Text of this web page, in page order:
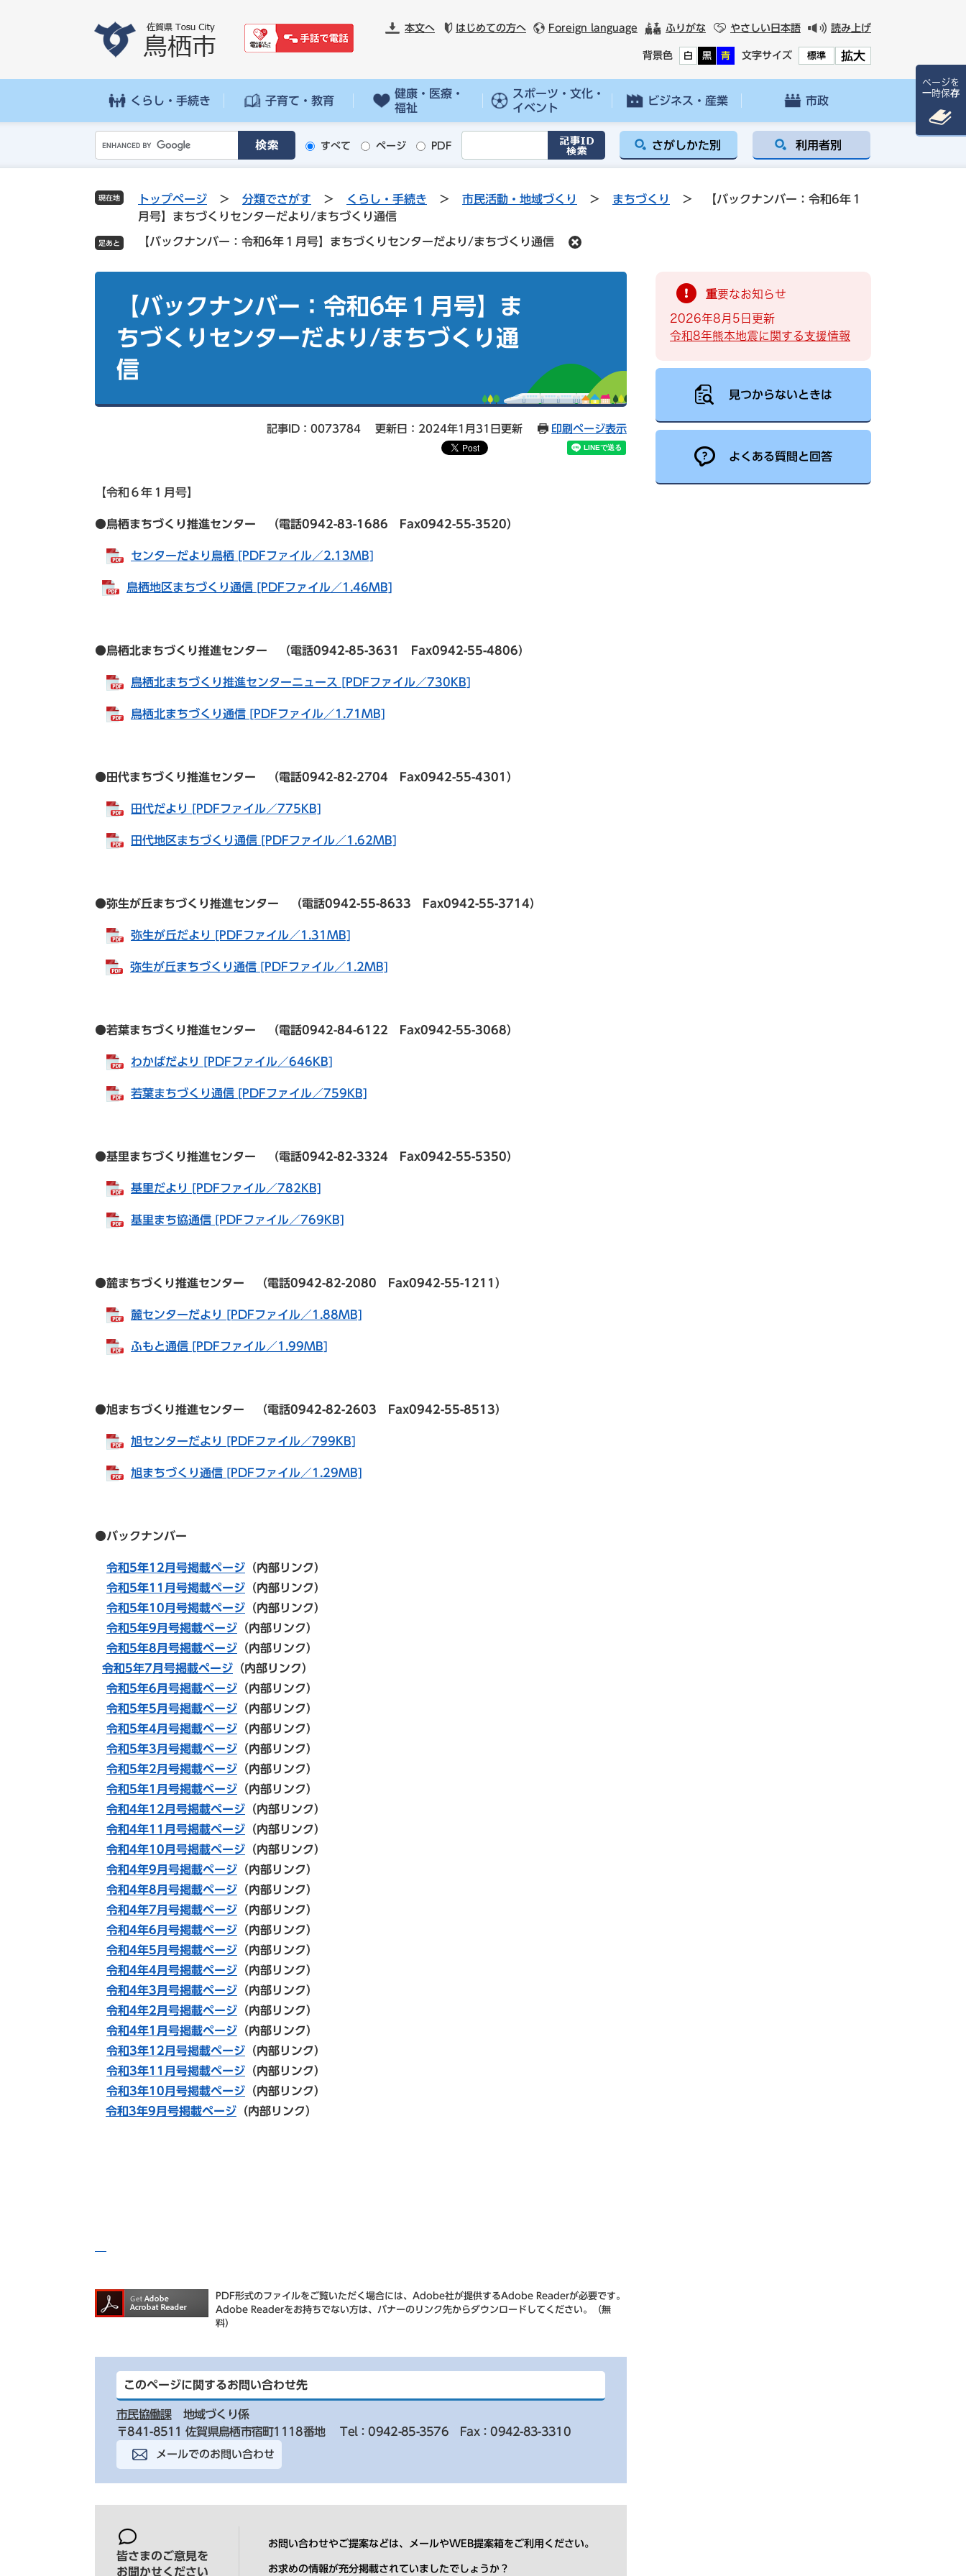
先
を
本文へ はじめての方へ Foreign language ふりがな やさしい日本語 読み上げ
背景色 白 黒 青 文字サイズ 標準 拡大
くらし・手続き 子育て・教育
健康・医療・
福祉
スポーツ・文化・
イベント
ビジネス・産業 市政
o
g
l
カ
タ
すべて ページ PDF さがしかた別 利用者別
現在地 トップページ > 分類でさがす > くらし・手続き > 市民活動・地域づくり > まちづくり >
【バックナンバー：令和6年１
月号】まちづくりセンターだより/まちづくり通信
【バックナンバー：令和6年１月号】まちづくりセンターだより/まちづくり通信
【バックナンバー：令和6年１月号】ま
ちづくりセンターだより/まちづくり通
信
記事ID：0073784 更新日：2024年1月31日更新 印刷ページ表示
【令和６年１月号】
●鳥栖まちづくり推進センター （電話0942-83-1686 Fax0942-55-3520）
センターだより鳥栖 [PDFファイル／2.13MB]
鳥栖地区まちづくり通信 [PDFファイル／1.46MB]
●鳥栖北まちづくり推進センター （電話0942-85-3631 Fax0942-55-4806）
鳥栖北まちづくり推進センターニュース [PDFファイル／730KB]
鳥栖北まちづくり通信 [PDFファイル／1.71MB]
●田代まちづくり推進センター （電話0942-82-2704 Fax0942-55-4301）
田代だより [PDFファイル／775KB]
田代地区まちづくり通信 [PDFファイル／1.62MB]
●弥生が丘まちづくり推進センター （電話0942-55-8633 Fax0942-55-3714）
弥生が丘だより [PDFファイル／1.31MB]
弥生が丘まちづくり通信 [PDFファイル／1.2MB]
●若葉まちづくり推進センター （電話0942-84-6122 Fax0942-55-3068）
わかばだより [PDFファイル／646KB]
若葉まちづくり通信 [PDFファイル／759KB]
●基里まちづくり推進センター （電話0942-82-3324 Fax0942-55-5350）
基里だより [PDFファイル／782KB]
基里まち協通信 [PDFファイル／769KB]
●麓まちづくり推進センター （電話0942-82-2080 Fax0942-55-1211）
麓センターだより [PDFファイル／1.88MB]
ふもと通信 [PDFファイル／1.99MB]
●旭まちづくり推進センター （電話0942-82-2603 Fax0942-55-8513）
旭センターだより [PDFファイル／799KB]
旭まちづくり通信 [PDFファイル／1.29MB]
●バックナンバー
令和5年12月号掲載ページ （内部リンク）
令和5年11 月号掲載ページ （内部リンク）
令和5年10月号掲載ページ （内部リンク）
令和5年9月号掲載ページ （内部リンク）
令和5年8月号掲載ページ （内部リンク）
令和5年7月号掲載ページ （内部リンク）
令和5年6月号掲載ページ （内部リンク）
令和5年5月号掲載ページ （内部リンク）
令和5年4月号掲載ページ （内部リンク）
令和5年3月号掲載ページ （内部リンク）
令和5年2月号掲載ページ （内部リンク）
令和5年1月号掲載ページ （内部リンク）
令和4年12月号掲載ページ （内部リンク）
令和4年11月号掲載ページ （内部リンク）
令和4年10月号掲載ページ （内部リンク）
令和4年9月号掲載ページ （内部リンク）
令和4年8月号掲載ページ （内部リンク）
令和4年7月号掲載ページ （内部リンク）
令和4年6月号掲載ページ （内部リンク）
令和4年5月号掲載ページ （内部リンク）
令和4年4月号掲載ページ （内部リンク）
令和4年3月号掲載ページ （内部リンク）
令和4年2月号掲載ページ （内部リンク）
令和4年1月号掲載ページ （内部リンク）
令和3年12月号掲載ページ （内部リンク）
令和3年11月号掲載ページ （内部リンク）
令和3年10月号掲載ページ （内部リンク）
令和3年9月号掲載ページ （内部リンク）
PDF形式のファイルをご覧いただく場合には、Adobe社が提供するAdobe Readerが必要です。
Adobe Readerをお持ちでない方は、バナーのリンク先からダウンロードしてください。（無
料）
このページに関するお問い合わせ先
市民協働課
地域づくり係
〒841-8511 佐賀県鳥栖市宿町1118番地
Tel：0942-85-3576 Fax：0942-83-3310
メールでのお問い合わせ
皆さまのご意見を
お聞かせください
お問い合わせやご提案などは、メールやWEB提案箱をご利用ください。
お求めの情報が充分掲載されていましたでしょうか？
重要なお知らせ
2026年8月5日更新
令和8年熊本地震に関する支援情報
見つからないときは
よくある質問と回答
ページを
一時保存